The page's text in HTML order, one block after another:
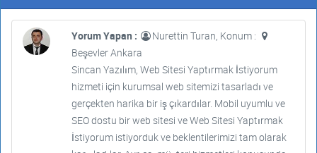
Yorum Yapan :
Nurettin Turan, Konum :
Beşevler Ankara
Sincan Yazılım, Web Sitesi Yaptırmak İstiyorum
hizmeti için kurumsal web sitemizi tasarladı ve
gerçekten harika bir iş çıkardılar. Mobil uyumlu ve
SEO dostu bir web sitesi ve Web Sitesi Yaptırmak
İstiyorum istiyorduk ve beklentilerimizi tam olarak